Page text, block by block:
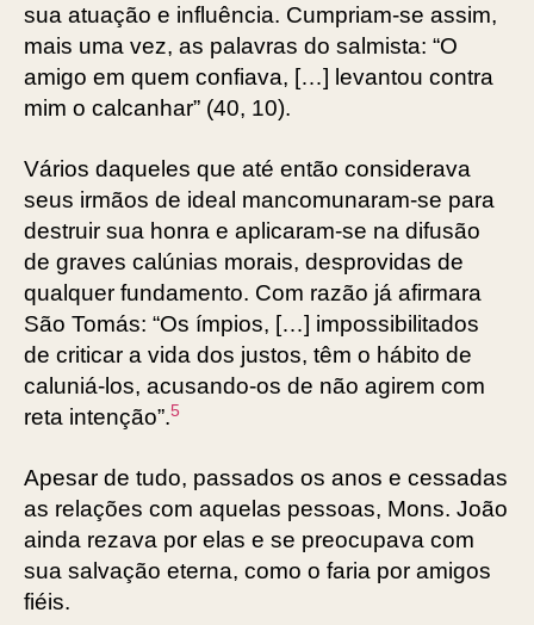
sua atuação e influência. Cumpriam-se assim,
mais uma vez, as palavras do salmista: “O
amigo em quem confiava, […] levantou contra
mim o calcanhar” (40, 10).
Vários daqueles que até então considerava
seus irmãos de ideal mancomunaram-se para
destruir sua honra e aplicaram-se na difusão
de graves calúnias morais, desprovidas de
qualquer fundamento. Com razão já afirmara
São Tomás: “Os ímpios, […] impossibilitados
de criticar a vida dos justos, têm o hábito de
caluniá-los, acusando-os de não agirem com
reta intenção”.5
Apesar de tudo, passados os anos e cessadas
as relações com aquelas pessoas, Mons. João
ainda rezava por elas e se preocupava com
sua salvação eterna, como o faria por amigos
fiéis.